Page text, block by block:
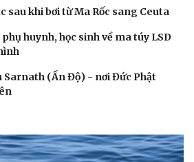
sau khi bơi từ Ma Rốc sang Ceuta
huynh, học sinh về ma túy LSD
Sarnath (Ấn Độ) - nơi Đức Phật